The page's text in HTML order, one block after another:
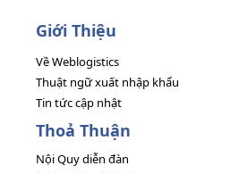
Giới Thiệu
Về Weblogistics
Thuật ngữ xuất nhập khẩu
Tin tức cập nhật
Thoả Thuận
Nội Quy diễn đàn